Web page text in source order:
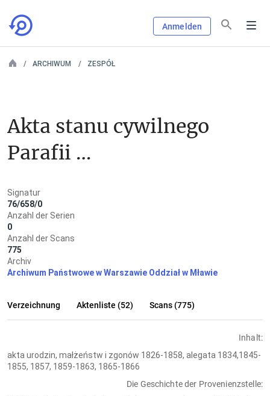
Anmelden
ARCHIWUM ZESPÓŁ
Akta stanu cywilnego
Parafii
w Kuklinie
Signatur
76/658/0
Anzahl der Serien
0
Anzahl der Scans
775
Archiv
Archiwum Państwowe w Warszawie Oddział w Mławie
Verzeichnung Aktenliste (52) Scans (775)
Inhalt:
akta urodzin, małżeństw i zgonów 1826-1858, alegata 1834,1845-
1855, 1857, 1859-1863, 1865-1866
Die Geschichte der Provenienzstelle: